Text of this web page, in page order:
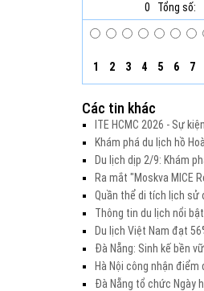
0
Tổng số:
1 2 3 4 5 6 7
Các tin khác
ITE HCMC 2026 - Sự
Khám phá du lịch hồ
Du lịch dịp 2/9: Khám
Ra mắt "Moskva MICE
Quần thể di tích lịch sử
Thông tin du lịch nổi
Du lịch Việt Nam đạt
Đà Nẵng: Sinh kế bền
Hà Nội công nhận
Đà Nẵng tổ chức Ngày